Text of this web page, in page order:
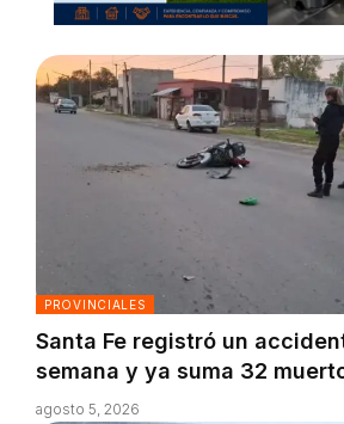
PROVINCIALES
Santa Fe registró un
semana y ya suma 32
agosto 5, 2026